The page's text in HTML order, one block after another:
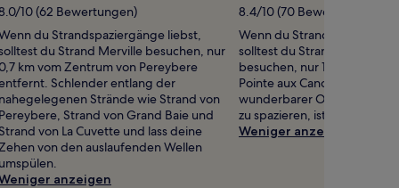
10 (62 Bewertungen)
du Strandspaziergänge liebst,
du Strand Merville besuchen, nur
0,7 km vom Zentrum von Pereybere
Schlender entlang der
nahegelegenen Strände wie Strand von
Pereybere, Strand von Grand Baie und
von La Cuvette und lass deine
von den auslaufenden Wellen
umspülen.
anzeigen
8.4/10 (70 Bewertungen)
Wenn du
solltest du Strand von
besuchen, nur 1,3 km vom
Pointe aux Canonniers
wunderbarer Ort, um
zu spazieren, ist Strand von
Weniger anzeigen